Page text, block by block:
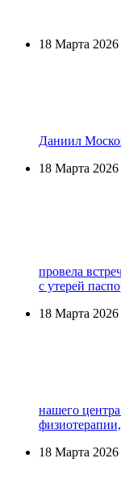
18 Марта 2026
Даниил
18 Марта 2026
провела
с утерей
18 Марта 2026
нашего
18 Марта 2026